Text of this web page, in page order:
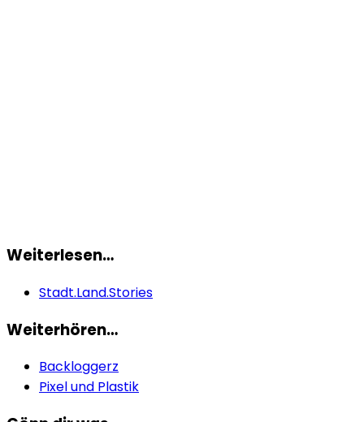
Weiterlesen…
Stadt.Land.Stories
Weiterhören…
Backloggerz
Pixel und Plastik